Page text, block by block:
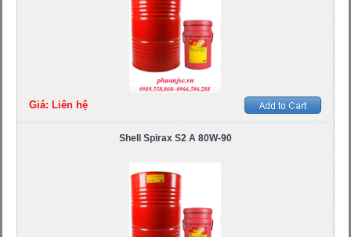
Giá: Liên hệ
Shell Spirax S2 A 80W-90